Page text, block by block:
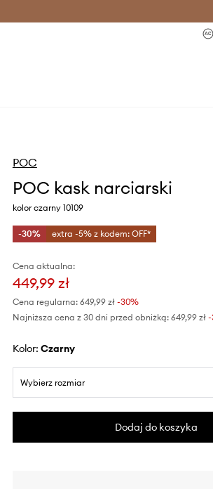
POC
POC kask narciarski
kolor czarny 10109
-30% extra -5% z kodem: OFF*
Cena aktualna:
449,99 zł
Cena regularna: 649,99 zł-30%
Najniższa cena z 30 dni przed obniżką: 649,99 zł -
Kolor: czarny
Wybierz rozmiar
Dodaj do koszyka